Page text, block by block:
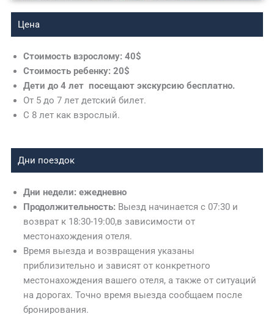
Цена
Стоимость взрослому: 40$
Стоимость ребенку: 20$
Дети до 4 лет посещают экскурсию бесплатно.
От 5 до 7 лет детский билет.
С 8 лет как взрослый.
Дни поездок
Дни недели: ежедневно
Продолжительность: Выезд начинается с 07:30 и
возврат к 18:30-19:00,в зависимости от
местонахождения отеля.
Время выезда и возвращения указаны
приблизительно и зависят от конкретного
местонахождения вашего отеля, а также от ситуаций
на дорогах. Точно время выезда сообщаем после
бронирования.